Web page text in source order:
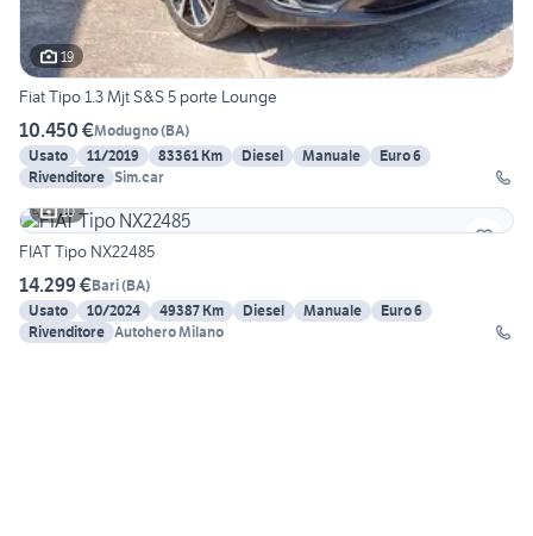
19
Fiat Tipo 1.3 Mjt S&S 5 porte Lounge
10.450 €Modugno(BA)
Usato
11/2019 83361 Km Diesel Manuale
Euro 6
Rivenditore Sim.car
10
FIAT Tipo NX22485
14.299 €Bari(BA)
Usato
10/2024 49387 Km Diesel Manuale
Euro 6
Rivenditore Autohero Milano